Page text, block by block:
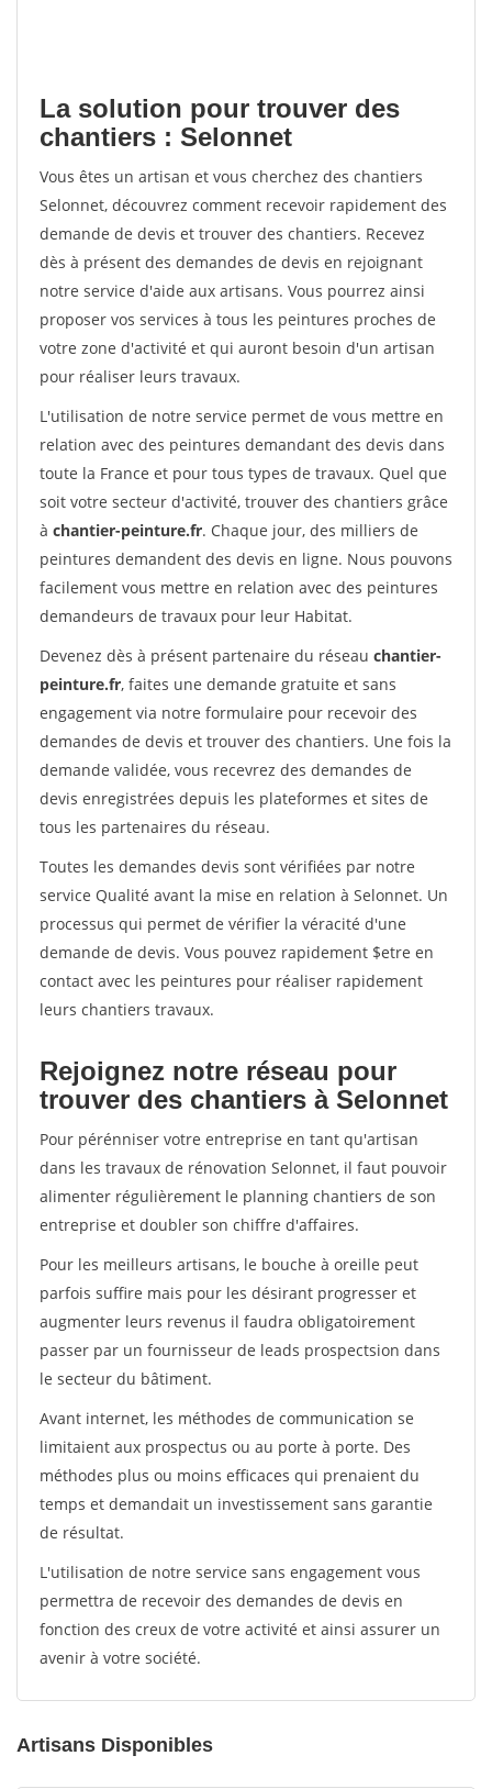
La solution pour trouver des
chantiers : Selonnet
Vous êtes un artisan et vous cherchez des chantiers
Selonnet, découvrez comment recevoir rapidement des
demande de devis et trouver des chantiers. Recevez
dès à présent des demandes de devis en rejoignant
notre service d'aide aux artisans. Vous pourrez ainsi
proposer vos services à tous les peintures proches de
votre zone d'activité et qui auront besoin d'un artisan
pour réaliser leurs travaux.
L'utilisation de notre service permet de vous mettre en
relation avec des peintures demandant des devis dans
toute la France et pour tous types de travaux. Quel que
soit votre secteur d'activité, trouver des chantiers grâce
à chantier-peinture.fr. Chaque jour, des milliers de
peintures demandent des devis en ligne. Nous pouvons
facilement vous mettre en relation avec des peintures
demandeurs de travaux pour leur Habitat.
Devenez dès à présent partenaire du réseau chantier-
peinture.fr, faites une demande gratuite et sans
engagement via notre formulaire pour recevoir des
demandes de devis et trouver des chantiers. Une fois la
demande validée, vous recevrez des demandes de
devis enregistrées depuis les plateformes et sites de
tous les partenaires du réseau.
Toutes les demandes devis sont vérifiées par notre
service Qualité avant la mise en relation à Selonnet. Un
processus qui permet de vérifier la véracité d'une
demande de devis. Vous pouvez rapidement $etre en
contact avec les peintures pour réaliser rapidement
leurs chantiers travaux.
Rejoignez notre réseau pour
trouver des chantiers à Selonnet
Pour pérénniser votre entreprise en tant qu'artisan
dans les travaux de rénovation Selonnet, il faut pouvoir
alimenter régulièrement le planning chantiers de son
entreprise et doubler son chiffre d'affaires.
Pour les meilleurs artisans, le bouche à oreille peut
parfois suffire mais pour les désirant progresser et
augmenter leurs revenus il faudra obligatoirement
passer par un fournisseur de leads prospectsion dans
le secteur du bâtiment.
Avant internet, les méthodes de communication se
limitaient aux prospectus ou au porte à porte. Des
méthodes plus ou moins efficaces qui prenaient du
temps et demandait un investissement sans garantie
de résultat.
L'utilisation de notre service sans engagement vous
permettra de recevoir des demandes de devis en
fonction des creux de votre activité et ainsi assurer un
avenir à votre société.
Artisans Disponibles